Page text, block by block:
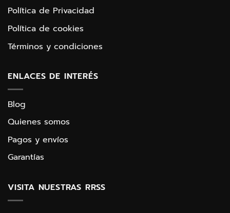
Política de Privacidad
Política de cookies
Términos y condiciones
ENLACES DE INTERÉS
Blog
Quienes somos
Pagos y envíos
Garantías
VISITA NUESTRAS RRSS